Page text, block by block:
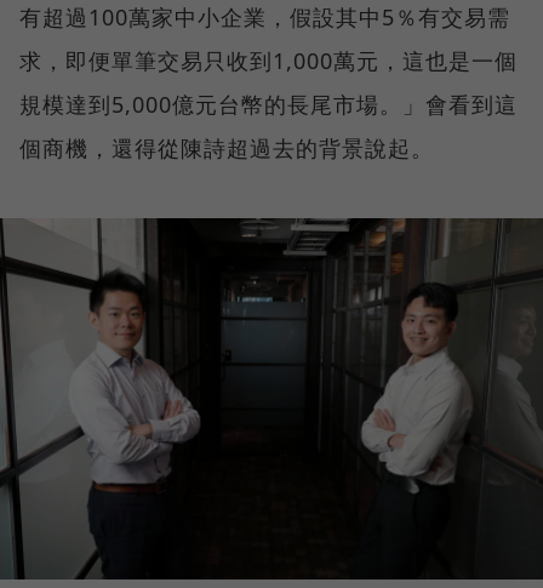
有超過100萬家中小企業，假設其中5％有交易需
求，即便單筆交易只收到1,000萬元，這也是一個
規模達到5,000億元台幣的長尾市場。」會看到這
個商機，還得從陳詩超過去的背景說起。